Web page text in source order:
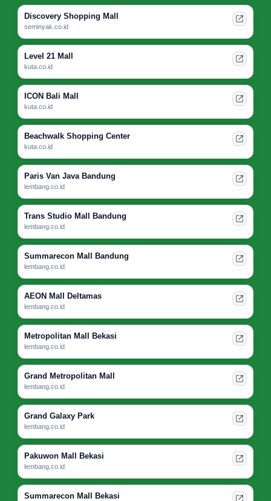
Discovery Shopping Mall
seminyak.co.id
Level 21 Mall
kuta.co.id
ICON Bali Mall
kuta.co.id
Beachwalk Shopping Center
kuta.co.id
Paris Van Java Bandung
lembang.co.id
Trans Studio Mall Bandung
lembang.co.id
Summarecon Mall Bandung
lembang.co.id
AEON Mall Deltamas
lembang.co.id
Metropolitan Mall Bekasi
lembang.co.id
Grand Metropolitan Mall
lembang.co.id
Grand Galaxy Park
lembang.co.id
Pakuwon Mall Bekasi
lembang.co.id
Summarecon Mall Bekasi